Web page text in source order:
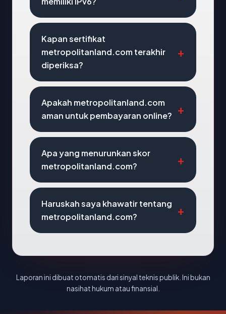
Kapan sertifikat
metropolitanland.com terakhir
diperiksa?
Apakah metropolitanland.com
aman untuk pembayaran online?
Apa yang menurunkan skor
metropolitanland.com?
Haruskah saya khawatir tentang
metropolitanland.com?
Laporan ini dibuat otomatis dari sinyal teknis publik. Ini bukan
nasihat hukum atau finansial.